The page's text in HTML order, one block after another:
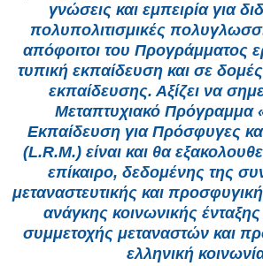
γνώσεις και εμπειρία για
πολυπολιτισμικές
απόφοιτοι του Προγράμματος
τυπική εκπαίδευση και σε
εκπαίδευσης. Αξίζει να
Μεταπτυχιακό Πρόγραμμα
Εκπαίδευση για Πρόσφυγες
(L.R.M.) είναι και θα
επίκαιρο, δεδομένης της
μεταναστευτικής και
ανάγκης κοινωνικής
συμμετοχής μεταναστών και
ελληνική